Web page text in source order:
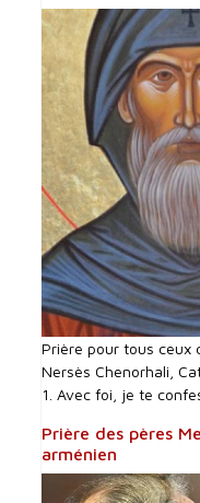
Prière pour tous ceux
Nersès Chenorhali,
1. Avec foi, je te
Prière des pères
arménien